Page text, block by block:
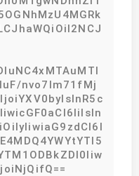
nvo7lm71fMj